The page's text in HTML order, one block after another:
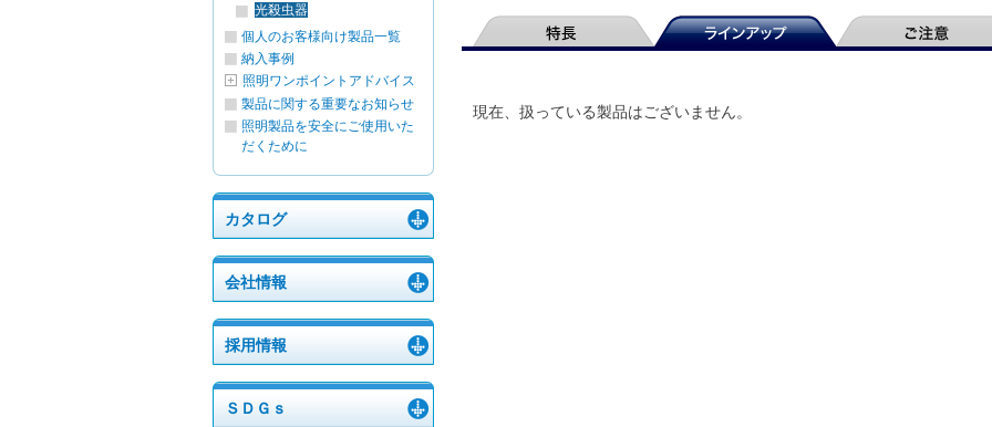
で
す。
ば
す。
で。
光殺虫器
個人のお客様向け製品一覧
納入事例
照明ワンポイントアドバイス
製品に関する重要なお知らせ
照明製品を安全にご使用いた
だくために
カタログ
会社情報
採用情報
ＳＤＧｓ
現在、扱っている製品はございません。